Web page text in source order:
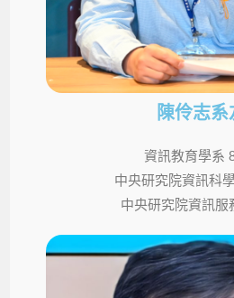
陳伶志系
資訊教育學系
中央研究院資訊科
中央研究院資訊服